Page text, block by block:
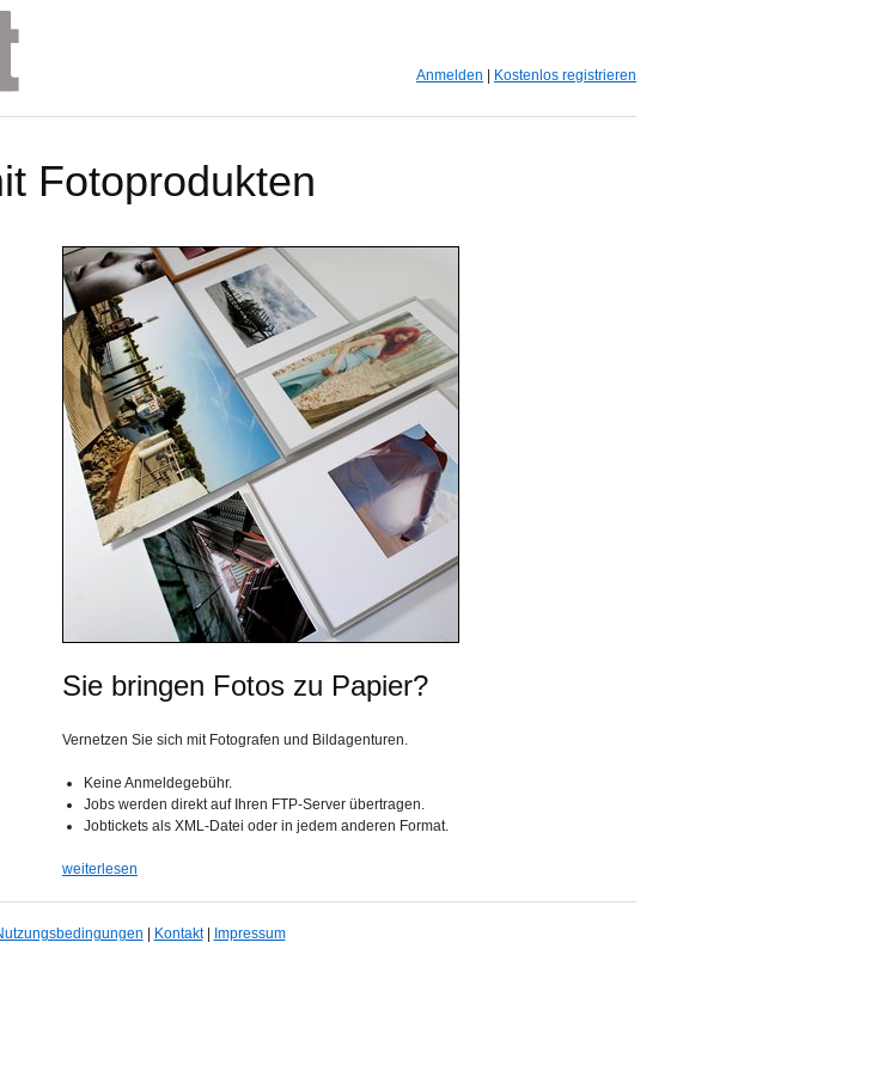
Anmelden Kostenlos registrieren
Fotoprodukten
Sie bringen Fotos zu Papier?
Vernetzen Sie sich mit Fotografen und Bildagenturen.
Keine Anmeldegebühr.
Jobs werden direkt auf Ihren FTP-Server übertragen.
Jobtickets als XML-Datei oder in jedem anderen Format.
weiterlesen
Kontakt| Impressum